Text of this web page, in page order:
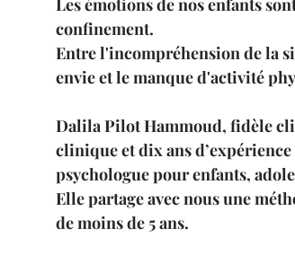
Les émotions de nos enfants
confinement.
Entre l'incompréhension de la
envie et le manque d'activité
Dalila Pilot Hammoud, fidèle
clinique et dix ans
psychologue pour enfants,
Elle partage avec nous une
de moins de 5 ans.